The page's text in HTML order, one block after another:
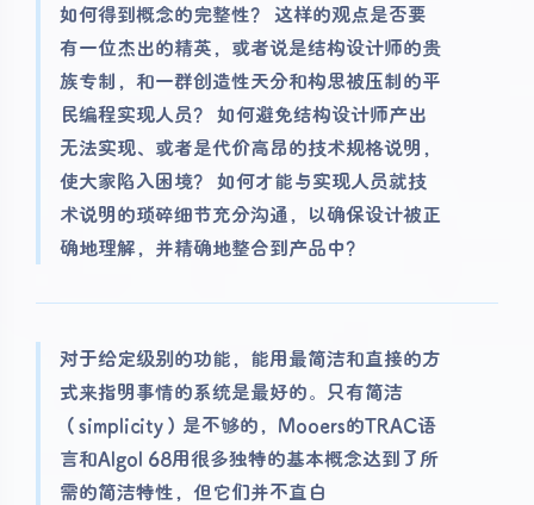
如何得到概念的完整性？ 这样的观点是否要
有一位杰出的精英，或者说是结构设计师的贵
族专制，和一群创造性天分和构思被压制的平
民编程实现人员？ 如何避免结构设计师产出
无法实现、或者是代价高昂的技术规格说明，
使大家陷入困境？ 如何才能与实现人员就技
术说明的琐碎细节充分沟通，以确保设计被正
确地理解，并精确地整合到产品中？
对于给定级别的功能，能用最简洁和直接的方
式来指明事情的系统是最好的。只有简洁
（simplicity）是不够的，Mooers的TRAC语
言和Algol 68用很多独特的基本概念达到了所
需的简洁特性，但它们并不直白